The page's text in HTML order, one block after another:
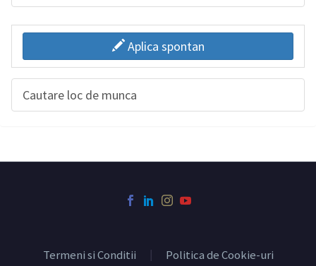
Aplica spontan
Cautare loc de munca
Termeni si Conditii
Politica de Cookie-uri